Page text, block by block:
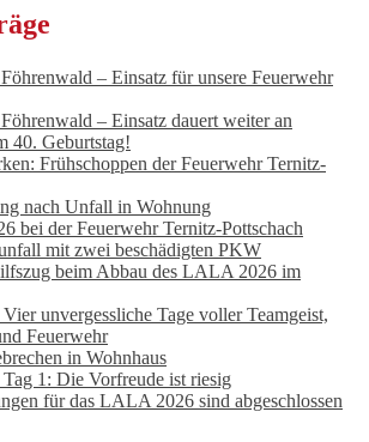
– Einsatz für unsere Feuerwehr
– Einsatz dauert weiter an
40. Geburtstag!
Frühschoppen der Feuerwehr Ternitz-
nach Unfall in Wohnung
bei der Feuerwehr Ternitz-Pottschach
mit zwei beschädigten PKW
beim Abbau des LALA 2026 im
unvergessliche Tage voller Teamgeist,
Feuerwehr
in Wohnhaus
1: Die Vorfreude ist riesig
für das LALA 2026 sind abgeschlossen